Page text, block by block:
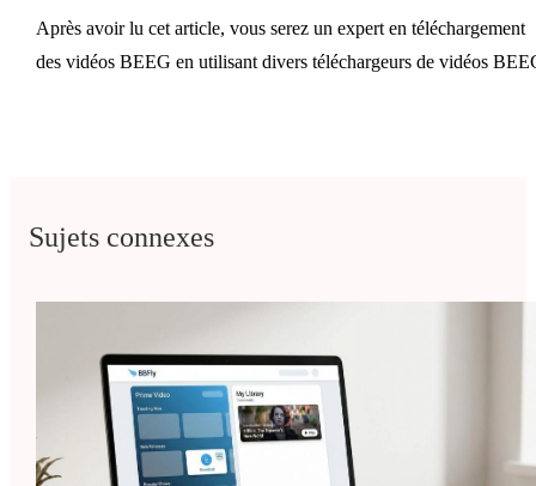
Après avoir lu cet article, vous serez un expert en téléchargement
des vidéos BEEG en utilisant divers téléchargeurs de vidéos
Sujets connexes